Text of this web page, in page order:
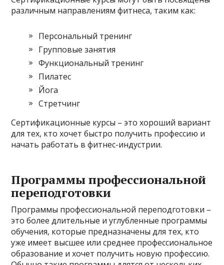
различным направлениям фитнеса, таким как:
Персональный тренинг
Групповые занятия
Функциональный тренинг
Пилатес
Йога
Стретчинг
Сертификационные курсы – это хороший вариант
для тех, кто хочет быстро получить профессию и
начать работать в фитнес-индустрии.
Программы профессиональной
переподготовки
Программы профессиональной переподготовки –
это более длительные и углубленные программы
обучения, которые предназначены для тех, кто
уже имеет высшее или среднее профессиональное
образование и хочет получить новую профессию.